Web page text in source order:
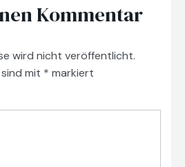
Kommentar
wird nicht veröffentlicht.
mit * markiert